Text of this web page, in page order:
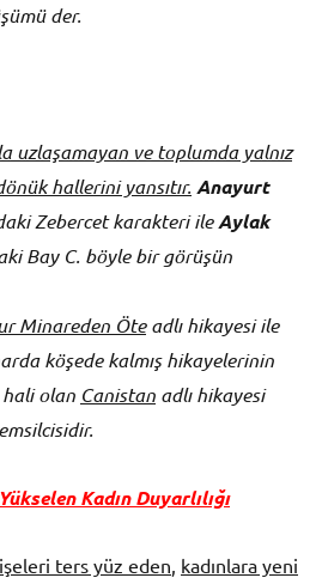
der.
uzlaşamayan ve toplumda yalnız
hallerini yansıtır. Anayurt
Zebercet karakteri ileAylak
Bay C. böyle bir görüşün
Minareden Öteadlı hikayesi ile
köşede kalmış hikayelerinin
olan Canistan adlı hikayesi
Kadın Duyarlılığı
ters yüz eden kadınlara yeni